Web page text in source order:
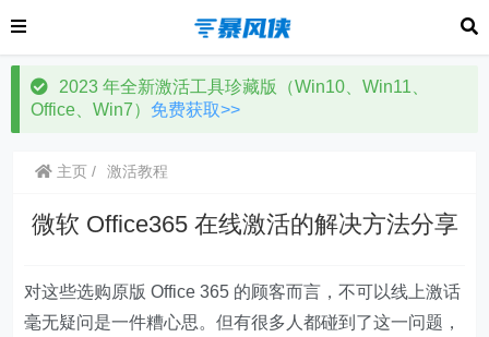
2023 年全新激活工具珍藏版（Win10、Win11、
Office、Win7） 免费获取>>
主页 激活教程
微软 Office365 在线激活的解决方法分享
对这些选购原版 Office 365 的顾客而言，不可以线上激话
毫无疑问是一件糟心思。但有很多人都碰到了这一问题，